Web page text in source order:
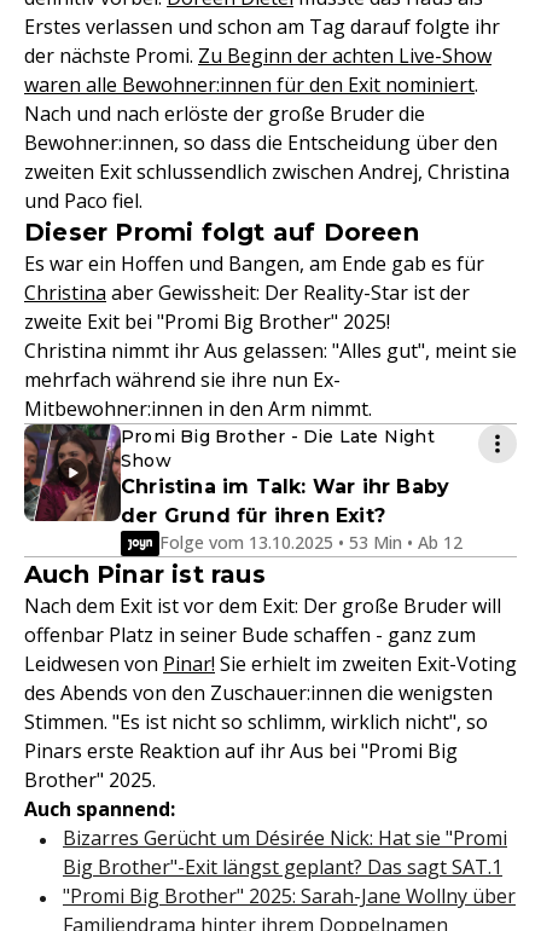
Erstes verlassen und schon am Tag darauf folgte ihr
der nächste Promi. Zu Beginn der achten Live-Show
waren alle Bewohner:innen für den Exit nominiert.
Nach und nach erlöste der große Bruder die
Bewohner:innen, so dass die Entscheidung über den
zweiten Exit schlussendlich zwischen Andrej, Christina
und Paco fiel.
Dieser Promi folgt auf Doreen
Es war ein Hoffen und Bangen, am Ende gab es für
Christina aber Gewissheit: Der Reality-Star ist der
zweite Exit bei "Promi Big Brother" 2025!
Christina nimmt ihr Aus gelassen: "Alles gut", meint sie
mehrfach während sie ihre nun Ex-
Mitbewohner:innen in den Arm nimmt.
Promi Big Brother - Die Late Night
Show
Christina im Talk: War ihr Baby
der Grund für ihren Exit?
Folge vom 13.10.2025 • 53 Min • Ab 12
Auch Pinar ist raus
Nach dem Exit ist vor dem Exit: Der große Bruder will
offenbar Platz in seiner Bude schaffen - ganz zum
Leidwesen von Pinar! Sie erhielt im zweiten Exit-Voting
des Abends von den Zuschauer:innen die wenigsten
Stimmen. "Es ist nicht so schlimm, wirklich nicht", so
Pinars erste Reaktion auf ihr Aus bei "Promi Big
Brother" 2025.
Auch spannend:
Bizarres Gerücht um Désirée Nick: Hat sie "Promi
Big Brother"-Exit längst geplant? Das sagt SAT.1
"Promi Big Brother" 2025: Sarah-Jane Wollny über
Familiendrama hinter ihrem Doppelnamen